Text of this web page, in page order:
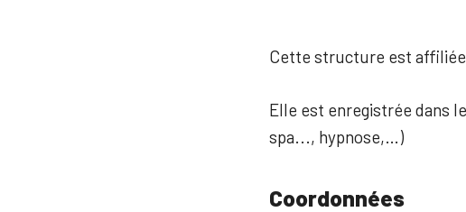
Cette structure est affiliée
Elle est enregistrée dans
spa..., hypnose,…)
Coordonnées